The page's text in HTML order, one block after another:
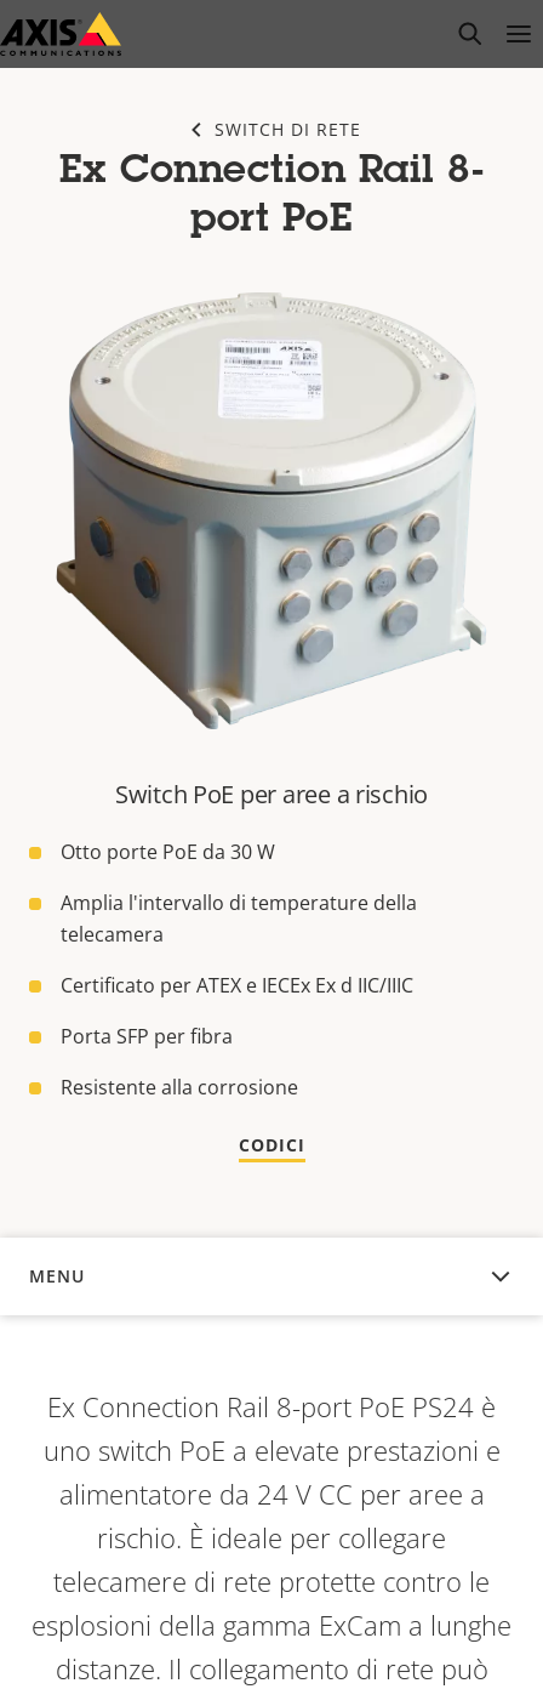
Salta
al
open
SWITCH DI RETE
Ex Connection Rail 8-
port PoE
Switch PoE per aree a rischio
Otto porte PoE da 30 W
Amplia l'intervallo di temperature della
telecamera
Certificato per ATEX e IECEx Ex d IIC/IIIC
Porta SFP per fibra
Resistente alla corrosione
CODICI
MENU
PANORAMICA
Ex Connection Rail 8-port PoE PS24 è
uno switch PoE a elevate prestazioni e
alimentatore da 24 V CC per aree a
rischio. È ideale per collegare
telecamere di rete protette contro le
esplosioni della gamma ExCam a lunghe
distanze. Il collegamento di rete può